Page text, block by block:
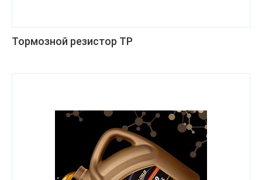
Тормозной резистор ТР